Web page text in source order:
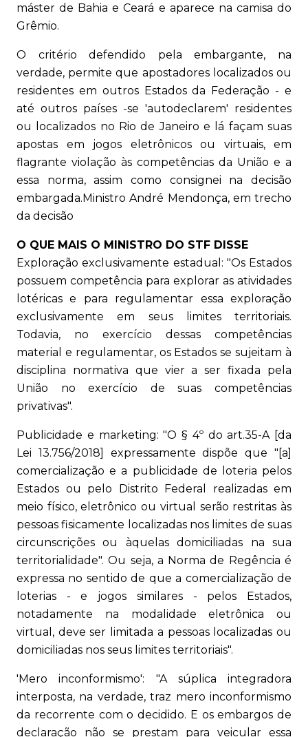
máster de Bahia e Ceará e aparece na camisa do
Grêmio.
O critério defendido pela embargante, na
verdade, permite que apostadores localizados ou
residentes em outros Estados da Federação - e
até outros países -se 'autodeclarem' residentes
ou localizados no Rio de Janeiro e lá façam suas
apostas em jogos eletrônicos ou virtuais, em
flagrante violação às competências da União e a
essa norma, assim como consignei na decisão
embargada.Ministro André Mendonça, em trecho
da decisão
O QUE MAIS O MINISTRO DO STF DISSE
Exploração exclusivamente estadual: "Os Estados
possuem competência para explorar as atividades
lotéricas e para regulamentar essa exploração
exclusivamente em seus limites territoriais.
Todavia, no exercício dessas competências
material e regulamentar, os Estados se sujeitam à
disciplina normativa que vier a ser fixada pela
União no exercício de suas competências
privativas".
Publicidade e marketing: "O § 4º do art.35-A [da
Lei 13.756/2018] expressamente dispõe que "[a]
comercialização e a publicidade de loteria pelos
Estados ou pelo Distrito Federal realizadas em
meio físico, eletrônico ou virtual serão restritas às
pessoas fisicamente localizadas nos limites de suas
circunscrições ou àquelas domiciliadas na sua
territorialidade". Ou seja, a Norma de Regência é
expressa no sentido de que a comercialização de
loterias - e jogos similares - pelos Estados,
notadamente na modalidade eletrônica ou
virtual, deve ser limitada a pessoas localizadas ou
domiciliadas nos seus limites territoriais".
'Mero inconformismo': "A súplica integradora
interposta, na verdade, traz mero inconformismo
da recorrente com o decidido. E os embargos de
declaração não se prestam para veicular essa